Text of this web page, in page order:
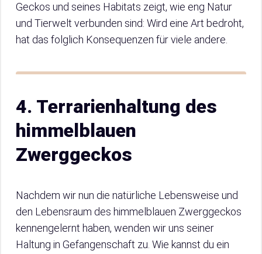
Geckos und seines Habitats zeigt, wie eng Natur
und Tierwelt verbunden sind: Wird eine Art bedroht,
hat das folglich Konsequenzen für viele andere.
4. Terrarienhaltung des
himmelblauen
Zwerggeckos
Nachdem wir nun die natürliche Lebensweise und
den Lebensraum des himmelblauen Zwerggeckos
kennengelernt haben, wenden wir uns seiner
Haltung in Gefangenschaft zu. Wie kannst du ein